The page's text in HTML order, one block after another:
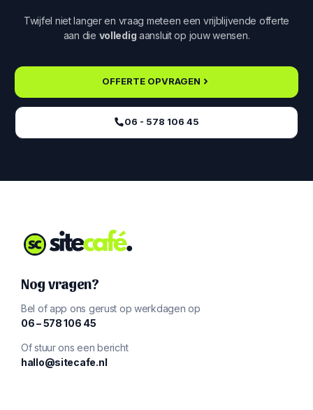
Twijfel niet langer en vraag meteen een vrijblijvende offerte
aan die volledig aansluit op jouw wensen.
OFFERTE OPVRAGEN
06 - 578 106 45‬
Nog vragen?
Bel of app ons gerust op werkdagen op
‪06 – 578 106 45‬
Of stuur ons een bericht
hallo@sitecafe.nl